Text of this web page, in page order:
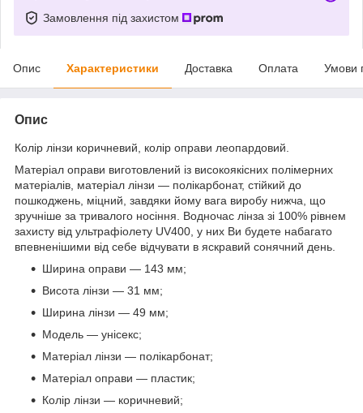
Замовлення під захистом
Опис Характеристики Доставка Оплата Умови
Опис
Колір лінзи коричневий, колір оправи леопардовий.
Матеріал оправи виготовлений із високоякісних полімерних
матеріалів, матеріал лінзи — полікарбонат, стійкий до
пошкоджень, міцний, завдяки йому вага виробу нижча, що
зручніше за тривалого носіння. Водночас лінза зі 100% рівнем
захисту від ультрафіолету UV400, у них Ви будете набагато
впевненішими від себе відчувати в яскравий сонячний день.
Ширина оправи — 143 мм;
Висота лінзи — 31 мм;
Ширина лінзи — 49 мм;
Модель — унісекс;
Матеріал лінзи — полікарбонат;
Матеріал оправи — пластик;
Колір лінзи — коричневий;